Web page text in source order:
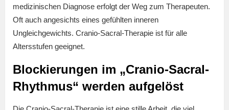
medizinischen Diagnose erfolgt der Weg zum Therapeuten.
Oft auch angesichts eines gefühlten inneren
Ungleichgewichts. Cranio-Sacral-Therapie ist für alle
Altersstufen geeignet.
Blockierungen im „Cranio-Sacral-
Rhythmus“ werden aufgelöst